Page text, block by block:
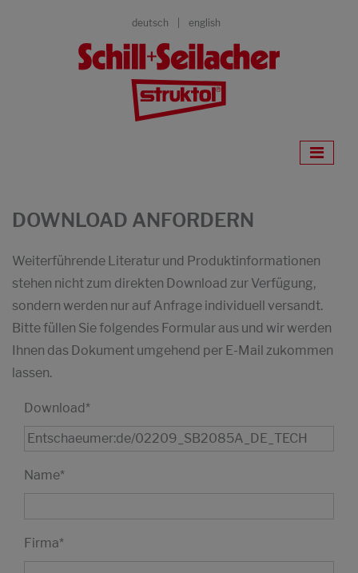
deutsch english
DOWNLOAD ANFORDERN
Weiterführende Literatur und Produktinformationen
stehen nicht zum direkten Download zur Verfügung,
sondern werden nur auf Anfrage individuell versandt.
Bitte füllen Sie folgendes Formular aus und wir werden
Ihnen das Dokument umgehend per E-Mail zukommen
lassen.
Download*
Name*
Firma*